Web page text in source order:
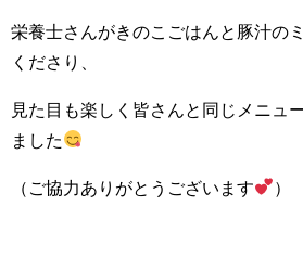
栄養士さんがきのこごはんと豚汁の
くださり、
見た目も楽しく皆さんと同じメニュ
ました
（ご協力ありがとうございます ）